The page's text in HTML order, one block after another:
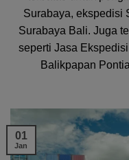
Surabaya, ekspedisi
Surabaya Bali. Juga
seperti Jasa
Balikpapan
01
Jan